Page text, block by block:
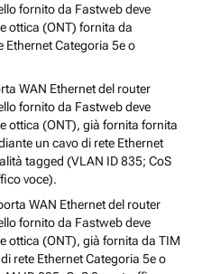
fornito da Fastweb deve
ottica (ONT) fornita da
Ethernet Categoria 5e o
WAN Ethernet del router
fornito da Fastweb deve
ottica (ONT), già fornita fornita
un cavo di rete Ethernet
tagged (VLAN ID 835; CoS
voce).
WAN Ethernet del router
fornito da Fastweb deve
ottica (ONT), già fornita da TIM
rete Ethernet Categoria 5e o